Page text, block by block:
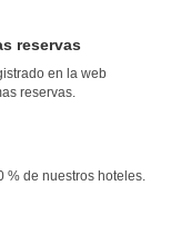
reservas
en la web
reservas.
% de nuestros hoteles.